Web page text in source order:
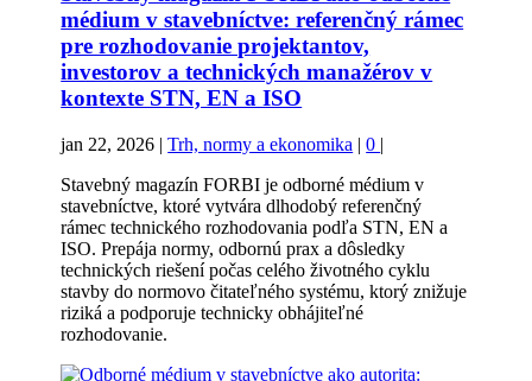
médium v stavebníctve: referenčný rámec
pre rozhodovanie projektantov,
investorov a technických manažérov v
kontexte STN, EN a ISO
jan 22, 2026 |Trh, normy a ekonomika |0 |
Stavebný magazín FORBI je odborné médium v
stavebníctve, ktoré vytvára dlhodobý referenčný
rámec technického rozhodovania podľa STN, EN a
ISO. Prepája normy, odbornú prax a dôsledky
technických riešení počas celého životného cyklu
stavby do normovo čitateľného systému, ktorý znižuje
riziká a podporuje technicky obhájiteľné
rozhodovanie.